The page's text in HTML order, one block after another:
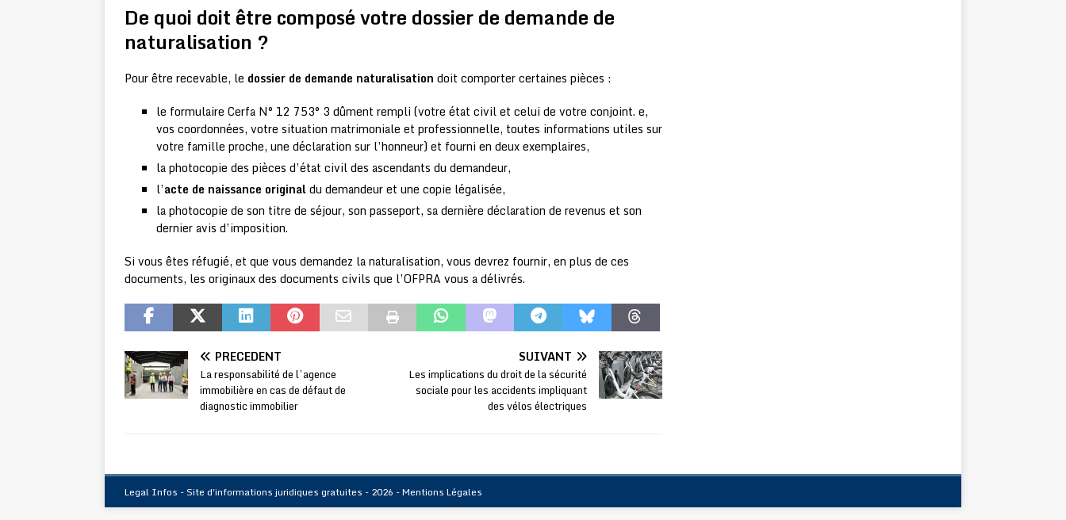
De quoi doit être composé votre dossier de demande de
naturalisation ?
Pour être recevable, le dossier de demande naturalisation doit comporter certaines pièces :
le formulaire Cerfa N° 12 753° 3 dûment rempli (votre état civil et celui de votre conjoint. e,
vos coordonnées, votre situation matrimoniale et professionnelle, toutes informations utiles sur
votre famille proche, une déclaration sur l’honneur) et fourni en deux exemplaires,
la photocopie des pièces d’état civil des ascendants du demandeur,
l’acte de naissance originaldu demandeur et une copie légalisée,
la photocopie de son titre de séjour, son passeport, sa dernière déclaration de revenus et son
dernier avis d’imposition.
Si vous êtes réfugié, et que vous demandez la naturalisation, vous devrez fournir, en plus de ces
documents, les originaux des documents civils que l’OFPRA vous a délivrés.
PRÉCÉDENT
La responsabilité de l’agence
immobilière en cas de défaut de
diagnostic immobilier
SUIVANT
Les implications du droit de la sécurité
sociale pour les accidents impliquant
des vélos électriques
Legal Infos - Site d'informations juridiques gratuites - 2026 -Mentions Légales